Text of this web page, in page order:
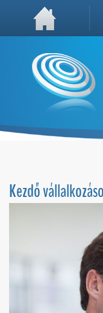
A weboldal használatával Ön elfogadja, hogy
Kezdő